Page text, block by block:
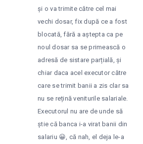
și o va trimite către cel mai
vechi dosar, fix după ce a fost
blocată, fără a aștepta ca pe
noul dosar sa se primească o
adresă de sistare parțială, și
chiar daca acel executor către
care se trimit banii a zis clar sa
nu se rețină veniturile salariale.
Executorul nu are de unde să
știe că banca i-a virat banii din
salariu 😀, că nah, el deja le-a